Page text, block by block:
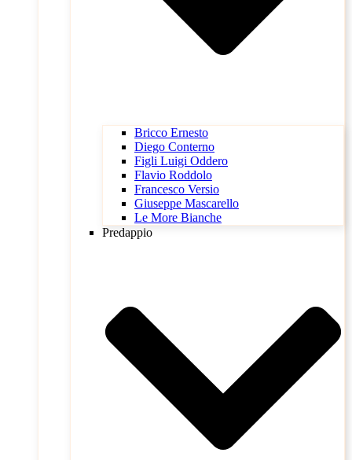
Bricco Ernesto
Diego Conterno
Figli Luigi Oddero
Flavio Roddolo
Francesco Versio
Giuseppe Mascarello
Le More Bianche
Predappio